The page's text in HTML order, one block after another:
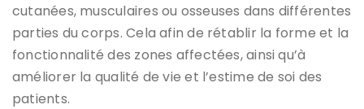
cutanées, musculaires ou osseuses dans différentes
parties du corps. Cela afin de rétablir la forme et la
fonctionnalité des zones affectées, ainsi qu’à
améliorer la qualité de vie et l’estime de soi des
patients.